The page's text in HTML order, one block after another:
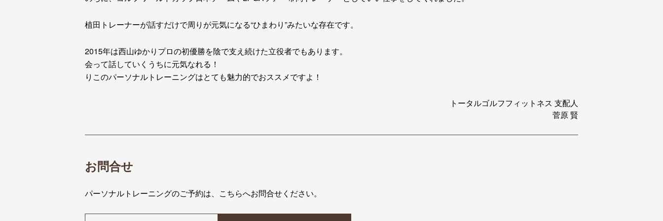
植田トレーナーが話すだけで周りが元気になる“ひまわり”みたいな存在です。
2015年は西山ゆかりプロの初優勝を陰で支え続けた立役者でもあります。
会って話していくうちに元気なれる！
りこのパーソナルトレーニングはとても魅力的でおススメですよ！
トータルゴルフフィットネス 支配人
菅原 賢
お問合せ
パーソナルトレーニングのご予約は、こちらへお問合せください。